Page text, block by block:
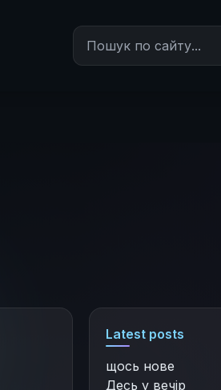
Latest posts
щось нове
Десь у вечір